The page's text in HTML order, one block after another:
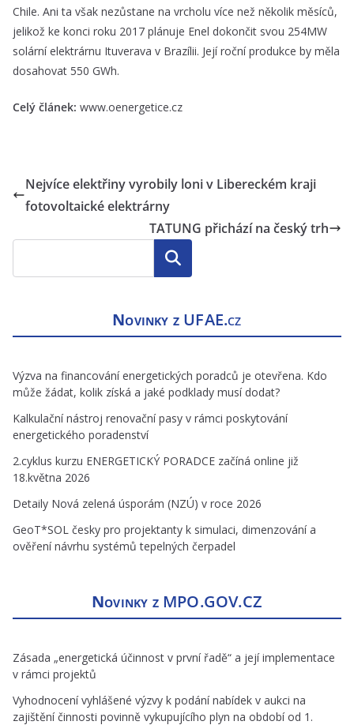
Chile. Ani ta však nezůstane na vrcholu více než několik měsíců,
jelikož ke konci roku 2017 plánuje Enel dokončit svou 254MW
solární elektrárnu Ituverava v Brazílii. Její roční produkce by měla
dosahovat 550 GWh.
Celý článek: www.oenergetice.cz
Nejvíce elektřiny vyrobily loni v Libereckém kraji
fotovoltaické elektrárny
TATUNG přichází na český trh
Hledat
Novinky z UFAE.cz
Výzva na financování energetických poradců je otevřena. Kdo
může žádat, kolik získá a jaké podklady musí dodat?
Kalkulační nástroj renovační pasy v rámci poskytování
energetického poradenství
2.cyklus kurzu ENERGETICKÝ PORADCE začíná online již
18.května 2026
Detaily Nová zelená úsporám (NZÚ) v roce 2026
GeoT*SOL česky pro projektanty k simulaci, dimenzování a
ověření návrhu systémů tepelných čerpadel
Novinky zMPO.GOV.CZ
Zásada „energetická účinnost v první řadě“ a její implementace
v rámci projektů
Vyhodnocení vyhlášené výzvy k podání nabídek v aukci na
zajištění činnosti povinně vykupujícího plyn na období od 1.